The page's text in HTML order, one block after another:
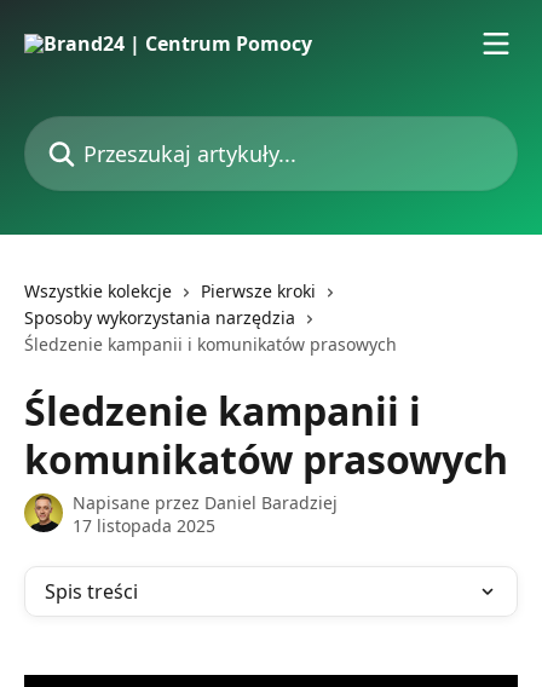
Przeszukaj artykuły...
Wszystkie kolekcje
Pierwsze kroki
Sposoby wykorzystania narzędzia
Śledzenie kampanii i komunikatów prasowych
Śledzenie kampanii i
komunikatów prasowych
Napisane przez Daniel Baradziej
17 listopada 2025
Spis treści